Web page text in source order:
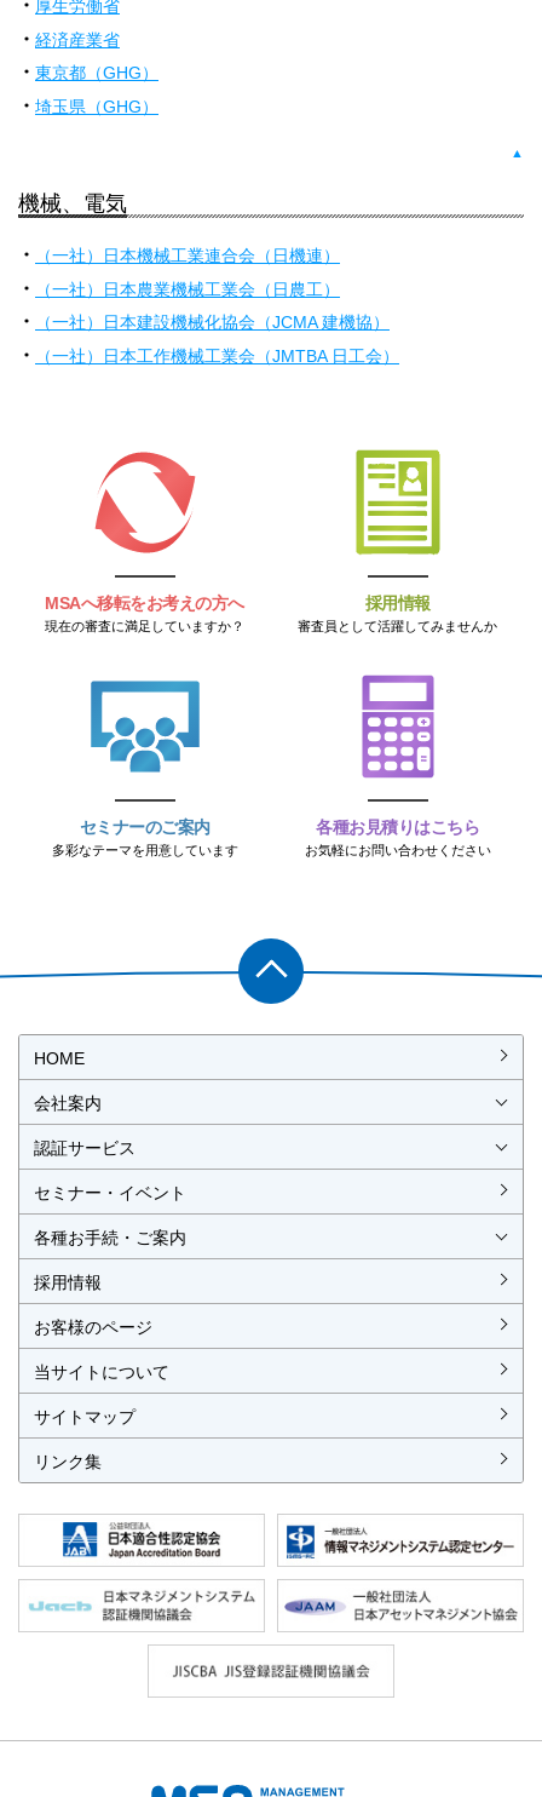
厚生労働省
経済産業省
東京都（GHG）
埼玉県（GHG）
▲
機械、電気
（一社）日本機械工業連合会（日機連）
（一社）日本農業機械工業会（日農工）
（一社）日本建設機械化協会（JCMA 建機協）
（一社）日本工作機械工業会（JMTBA 日工会）
MSAへ移転をお考えの方へ
現在の審査に満足していますか？
採用情報
審査員として活躍してみませんか
セミナーのご案内
多彩なテーマを用意しています
各種お見積りはこちら
お気軽にお問い合わせください
HOME
会社案内
認証サービス
ISO認証（マネジメントシステム）
ISO 9001（品質）
ISO 14001（環境）
ISO 55001（アセット）
ISO 45001（労働安全衛生）
ISO 27001（情報セキュリティ）
MSAの審査認証
ISOとは？
JIS製品認証
JIS製品認証の手続き
認証リスト
セミナー・イベント
各種お手続・ご案内
採用情報
お客様のページ
当サイトについて
サイトマップ
リンク集